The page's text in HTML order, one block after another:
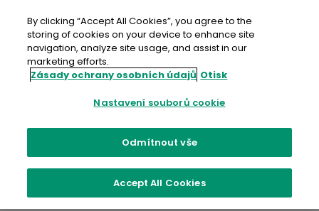
obsah
Nic
nenalezeno
By clicking “Accept All Cookies”, you agree to the
storing of cookies on your device to enhance site
navigation, analyze site usage, and assist in our
marketing efforts.
Zásady ochrany osobních údajů Otisk
Nastavení souborů cookie
Odmítnout vše
Accept All Cookies